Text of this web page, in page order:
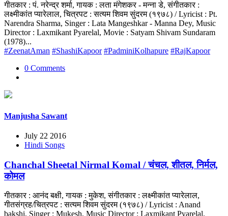
गीतकार : पं. नरेन्द्र शर्मा, गायक : लता मंगेशकर - मन्ना डे, संगीतकार :
लक्ष्मीकांत प्यारेलाल, चित्रपट : सत्यम शिवम सुंदरम (१९७८) / Lyricist : Pt.
Narendra Sharma, Singer : Lata Mangeshkar - Manna Dey, Music
Director : Laxmikant Pyarelal, Movie : Satyam Shivam Sundaram
(1978)...
#ZeenatAman #ShashiKapoor #PadminiKolhapure #RajKapoor
0 Comments
Manjusha Sawant
July 22 2016
Hindi Songs
Chanchal Sheetal Nirmal Komal / चंचल, शीतल, निर्मल,
कोमल
गीतकार : आनंद बक्षी, गायक : मुकेश, संगीतकार : लक्ष्मीकांत प्यारेलाल,
गीतसंग्रह/चित्रपट : सत्यम शिवम सुंदरम (१९७८) / Lyricist : Anand
bakshi, Singer : Mukesh, Music Director : Laxmikant Pyarelal,